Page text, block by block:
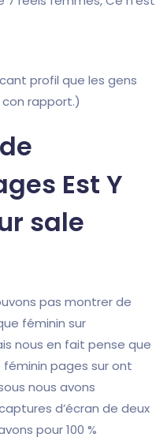
profil que les gens
rapport.)
Est Y
sale
pas montrer de
féminin sur
nous en fait pense que
pages sur ont
nous avons
d’écran de deux
pour 100 %